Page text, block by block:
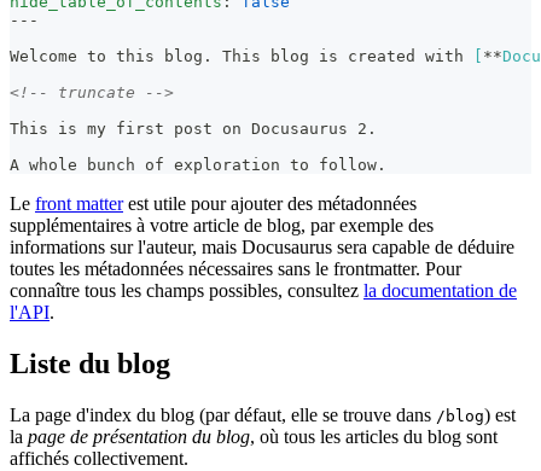
---
Welcome to this blog. This blog is created with
**
<!-- truncate -->
This is my first post on Docusaurus 2.
A whole bunch of exploration to follow.
Le front matterest utile pour ajouter des métadonnées
supplémentaires à votre article de blog, par exemple des
informations sur l'auteur, mais Docusaurus sera capable de déduire
toutes les métadonnées nécessaires sans le frontmatter. Pour
connaître tous les champs possibles, consultez la documentation de
l'API.
Liste du blog
La page d'index du blog (par défaut, elle se trouve dans /blog) est
la page de présentation du blog, où tous les articles du blog sont
affichés collectivement.